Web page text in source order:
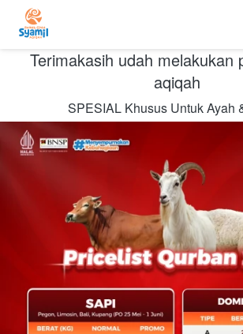
Terimakasih udah melakukan
aqiqah
SPESIAL Khusus Untuk Ayah